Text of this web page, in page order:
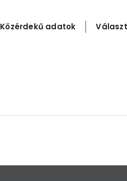
Közérdekű adatok